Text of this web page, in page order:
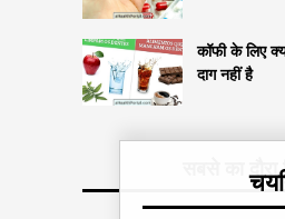
कॉफी के लिए
दाग नहीं है
सबसे का दौरा